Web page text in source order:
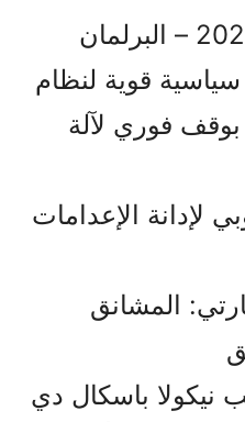
إدانة أوروبية | مايو 2026 – البرلمان
قوية لنظام
بوقف فوري لآلة
لإدانة الإعدامات
المشانق
نيكولا باسكال دي